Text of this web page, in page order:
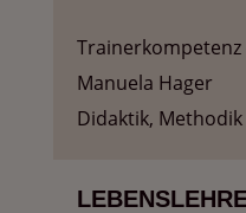
Trainerkompetenz
Manuela Hager
Didaktik,